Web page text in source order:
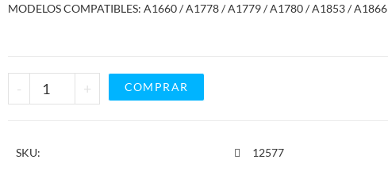
MODELOS COMPATIBLES: A1660 / A1778 / A1779 / A1780 / A1853 / A1866
- + COMPRAR
SKU: 12577